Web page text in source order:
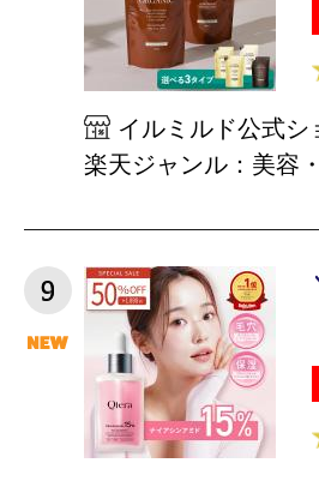
イルミルド公式シ
楽天ジャンル：美容
9